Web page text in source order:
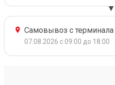
Самовывоз с
07.08.2026 с 09:00 до 18:00